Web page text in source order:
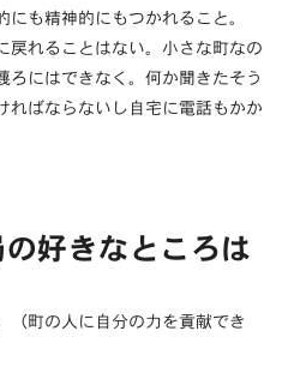
にも精神的にもつかれること。
戻れることはない。小さな町なの
ろにはできなく。何か聞きたそう
ればならないし自宅に電話もかか
好きなところは
（町の人に自分の力を貢献でき